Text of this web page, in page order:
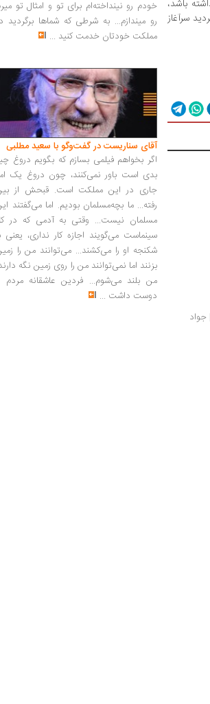
باشد،
سرآغاز
خودم رو نینداخته‌ام برای تو و امثال تو
رو میندازم... به شرطی که شماها برگردید
مملکت خودتان خدمت کنید ...
آقای سناریست در گفت‌وگو با سعید مطلبی
اگر بخواهم فیلمی بسازم که بگویم دروغ
بدی است باور نمی‌کنند، چون دروغ یک
جاری در این مملکت است. قبحش از
رفته... ما بچه‌مسلمان بودیم. اما می‌گفتند
مسلمان نیست... وقتی به آدمی که در
سینماست می‌گویند اجازه کار نداری، یعنی
شکنجه او را می‌کشند... می‌توانند من را
بزنند اما نمی‌توانند من را روی زمین نگه
من بلند می‌شوم... فردین عاشقانه مردم
دوست داشت ...